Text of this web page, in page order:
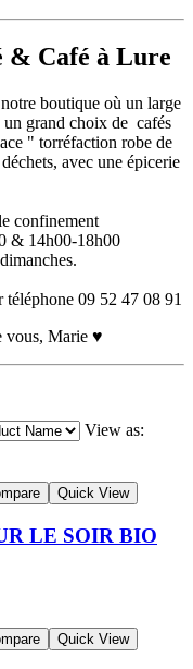
& Café à Lure
boutique où un large
un grand choix de cafés
" torréfaction robe de
avec une épicerie
confinement
& 14h00-18h00
09 52 47 08 91
vous, Marie ♥
View as:
Quick View
LE SOIR BIO
Quick View